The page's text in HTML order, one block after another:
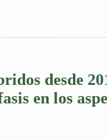
desde
en los